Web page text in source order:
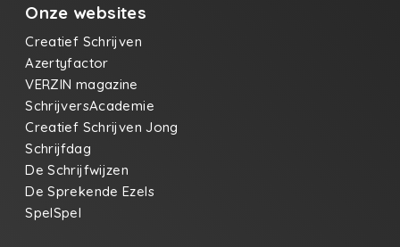
Onze websites
Creatief Schrijven
Azertyfactor
VERZIN magazine
SchrijversAcademie
Creatief Schrijven Jong
Schrijfdag
De Schrijfwijzen
De Sprekende Ezels
SpelSpel